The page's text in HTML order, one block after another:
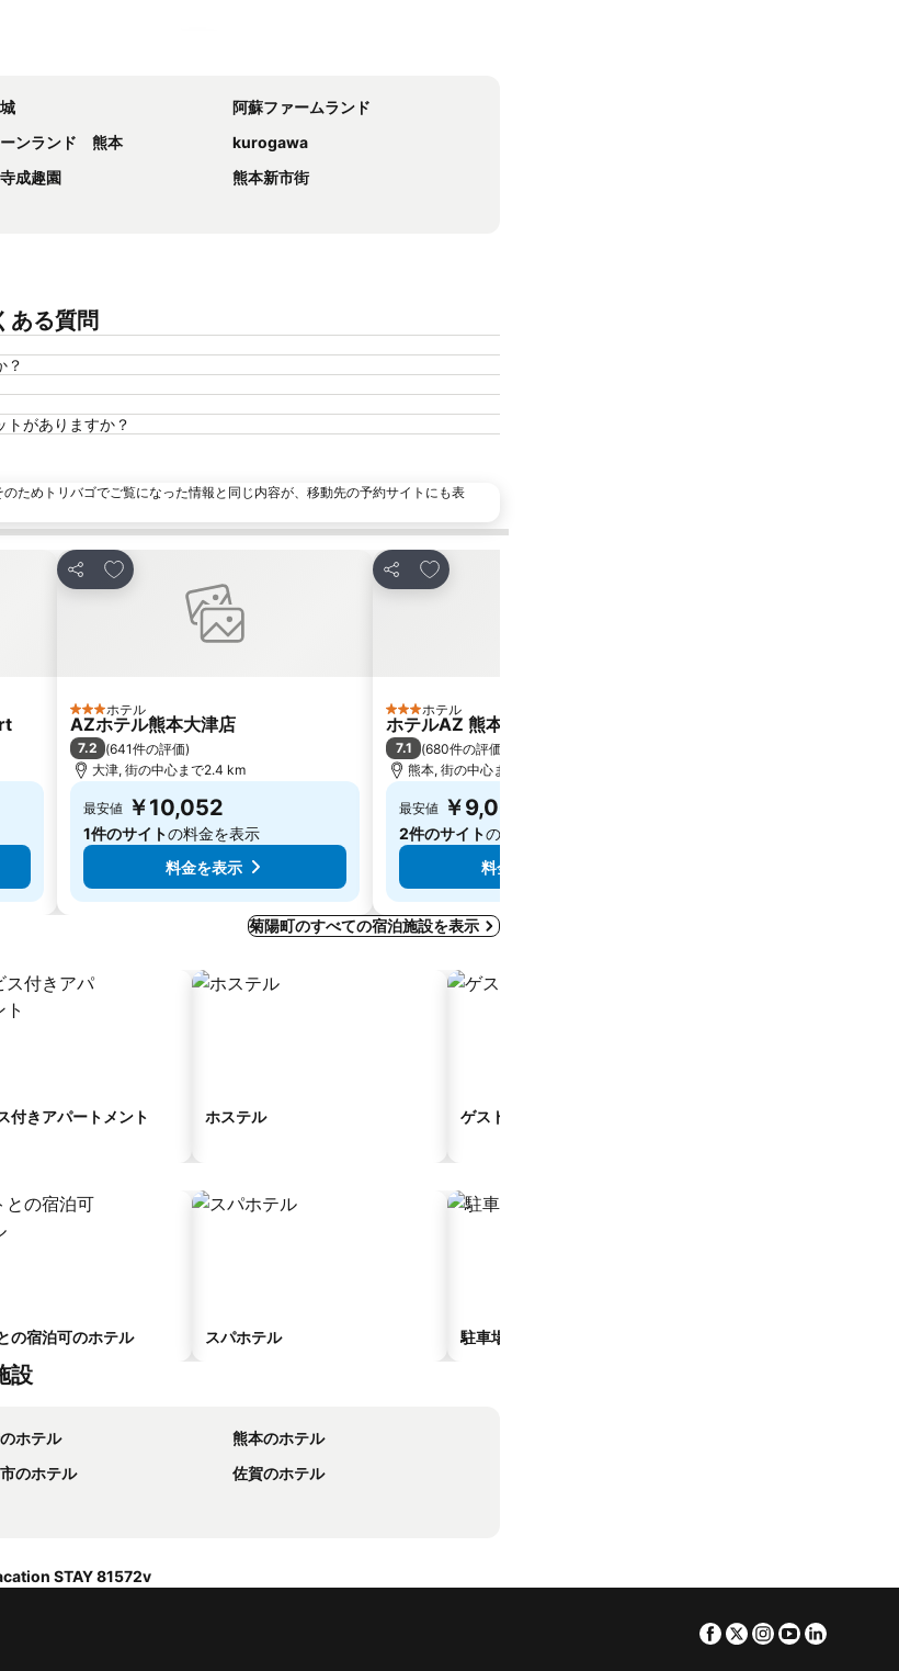
阿蘇ファームランド
ンランド 熊本
kurogawa
成趣園
熊本新市街
る質問
？
がありますか？
ためトリバゴでご覧になった情報と同じ内容が、移動先の予約サイトにも表
シェア
お気に入りに追加
3 ホテルのランク
ホテル
AZホテル熊本大津店
7.2 (641件の評価)
大津, 街の中心まで2.4 km
最安値 ￥10,052
1件のサイトの料金を表示
料金を表示
シェア
お気に入りに追加
3 ホテルのランク
ホテル
ホテルAZ 熊本インター御領
7.1 (680件の評価
熊本, 街の中心まで6.5 km
最安値 ￥9,066
2件のサイトの料金を表示
料金を表示
菊陽町のすべての宿泊施設を表示
付きアパートメント ホステル ゲストハウス
の宿泊可のホテル スパホテル 駐車場付きホテル
設
ホテル
熊本のホテル
のホテル
佐賀のホテル
STAY 81572v
Facebook
TwitterInstagram
Youtube